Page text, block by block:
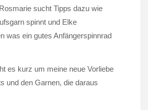
sucht Tipps dazu wie
spinnt und Elke
was ein gutes Anfängerspinnrad
es kurz um meine neue Vorliebe
und den Garnen, die daraus